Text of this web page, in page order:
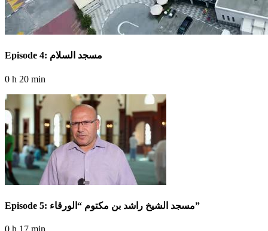
Episode 4: مسجد السلام
0 h 20 min
Episode 5: مسجد الشيخ راشد بن مكتوم “الورقاء”
0 h 17 min